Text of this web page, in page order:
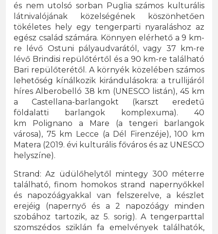
és nem utolsó sorban Puglia számos kulturális
látnivalójának közelségének köszönhetően
tökéletes hely egy tengerparti nyaraláshoz az
egész család számára. Könnyen elérhető a 9 km-
re lévő Ostuni pályaudvarától, vagy 37 km-re
lévő Brindisi repülőtértől és a 90 km-re található
Bari repülőterétől. A környék közelében számos
lehetőség kínálkozik kirándulásokra: a trullijáról
híres Alberobelló 38 km (UNESCO listán), 45 km
a Castellana-barlangokt (karszt eredetű
földalatti barlangok komplexuma). 40
km Polignano a Mare (a tengeri barlangok
városa), 75 km Lecce (a Dél Firenzéje), 100 km
Matera (2019. évi kulturális főváros és az UNESCO
helyszíne).
Strand: Az üdülőhelytől mintegy 300 méterre
található, finom homokos strand napernyőkkel
és napozóágyakkal van felszerelve, a készlet
erejéig (napernyő és a 2 napozóágy minden
szobához tartozik, az 5. sorig). A tengerparttal
szomszédos sziklán fa emelvények találhatók,